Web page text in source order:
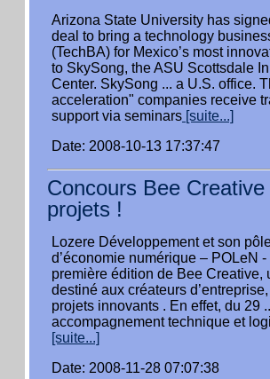
Arizona State University has
deal to bring a technology
(TechBA) for Mexico’s most
to SkySong, the ASU Scottsdale
Center. SkySong ... a U.S. office.
acceleration" companies receive
support via seminars [suite...]
Date: 2008-10-13 17:37:47
Concours Bee
projets !
Lozere Développement et son
d’économie numérique – POLeN
première édition de Bee Creative,
destiné aux créateurs
projets innovants . En effet, du 29
accompagnement technique et
[suite...]
Date: 2008-11-28 07:07:38